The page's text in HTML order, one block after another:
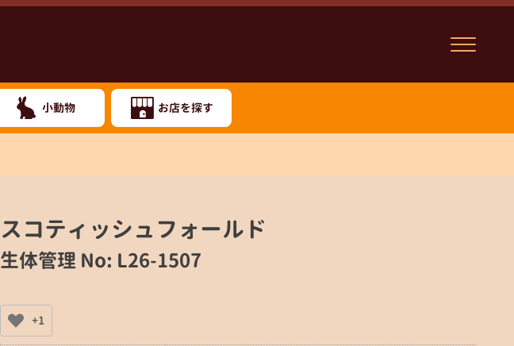
小動物 お店を探す
スコティッシュフォールド
生体管理 No: L26-1507
+1